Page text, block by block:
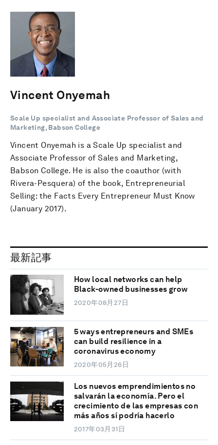
Vincent Onyemah
Scale Up specialist and Associate Professor of Sales and
Marketing, Babson College
Vincent Onyemah is a Scale Up specialist and
Associate Professor of Sales and Marketing,
Babson College. He is also the coauthor (with
Rivera-Pesquera) of the book, Entrepreneurial
Selling: the Facts Every Entrepreneur Must Know
(January 2017).
最新記事
How local networks can help
Black-owned businesses grow
2020年08月27日
5 ways entrepreneurs and SMEs
can build resilience in a
coronavirus economy
2020年05月26日
Los nuevos emprendimientos no
salvarán la economía. Pero el
crecimiento de las empresas con
más años sí podría hacerlo
2017年03月31日